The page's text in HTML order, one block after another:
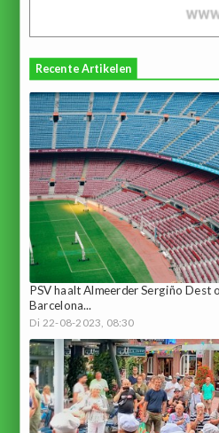
Recente Artikelen
PSV haalt Almeerder Sergiño Dest
Barcelona...
Di 22-08-2023, 08:30